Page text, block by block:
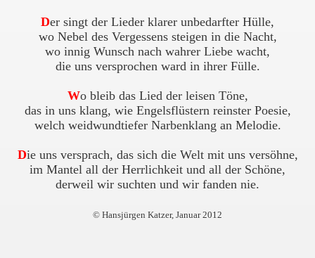
Der singt der Lieder klarer unbedarfter Hülle,
wo Nebel des Vergessens steigen in die Nacht,
wo innig Wunsch nach wahrer Liebe wacht,
die uns versprochen ward in ihrer Fülle.
Wo bleib das Lied der leisen Töne,
das in uns klang, wie Engelsflüstern reinster Poesie,
welch weidwundtiefer Narbenklang an Melodie.
Die uns versprach, das sich die Welt mit uns versöhne,
im Mantel all der Herrlichkeit und all der Schöne,
derweil wir suchten und wir fanden nie.
© Hansjürgen Katzer, Januar 2012